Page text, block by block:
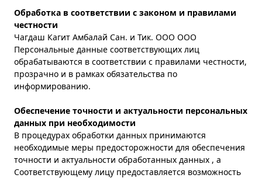
Обработка в соответствии с законом и правилами
честности
Чагдаш Кагит Амбалай Сан. и Тик. ООО ООО
Персональные данные соответствующих лиц
обрабатываются в соответствии с правилами честности,
прозрачно и в рамках обязательства по
информированию.
Обеспечение точности и актуальности персональных
данных при необходимости
В процедурах обработки данных принимаются
необходимые меры предосторожности для обеспечения
точности и актуальности обработанных данных , а
Соответствующему лицу предоставляется возможность